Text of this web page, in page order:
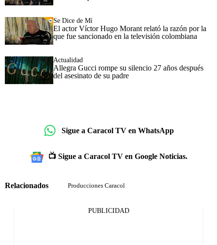
Se Dice de Mí
El actor Víctor Hugo Morant relató la razón por la
que fue sancionado en la televisión colombiana
Actualidad
Allegra Gucci rompe su silencio 27 años después
del asesinato de su padre
Sigue a Caracol TV en WhatsApp
📺 Sigue a Caracol TV en Google Noticias.
Relacionados Producciones Caracol
PUBLICIDAD